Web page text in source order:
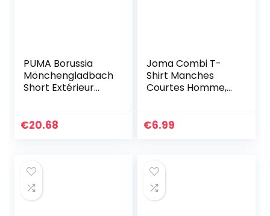
PUMA Borussia
Mönchengladbach
Short Extérieur
€20.68
Joma Combi T-
Shirt Manches
Courtes Homme,
€6.99